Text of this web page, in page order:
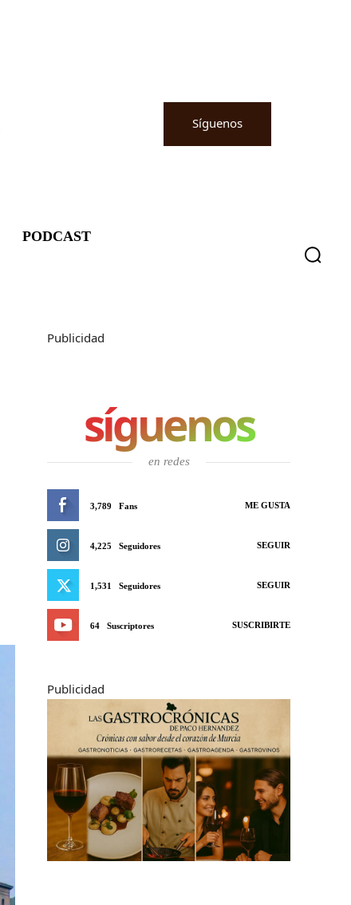
Síguenos
PODCAST
Publicidad
síguenos
en redes
3,789 Fans ME GUSTA
4,225 Seguidores SEGUIR
1,531 Seguidores SEGUIR
64 Suscriptores SUSCRIBIRTE
Publicidad